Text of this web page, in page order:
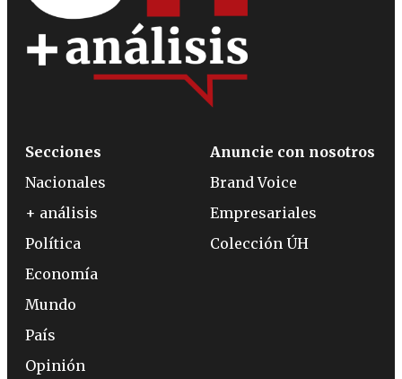
Secciones
Nacionales
+ análisis
Política
Economía
Mundo
País
Opinión
Anuncie con nosotros
Brand Voice
Empresariales
Colección ÚH